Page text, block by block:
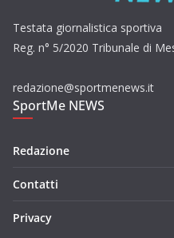
Testata giornalistica sportiva
Reg. n° 5/2020 Tribunale di
redazione@sportmenews.it
SportMe NEWS
Redazione
Contatti
Privacy